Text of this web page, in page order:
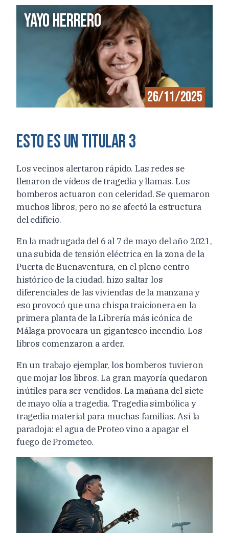
Yayo herrero
26/11/2025
Esto es un titular 3
Los vecinos alertaron rápido. Las redes se
llenaron de vídeos de tragedia y llamas. Los
bomberos actuaron con celeridad. Se quemaron
muchos libros, pero no se afectó la estructura
del edificio.
En la madrugada del 6 al 7 de mayo del año 2021,
una subida de tensión eléctrica en la zona de la
Puerta de Buenaventura, en el pleno centro
histórico de la ciudad, hizo saltar los
diferenciales de las viviendas de la manzana y
eso provocó que una chispa traicionera en la
primera planta de la Librería más icónica de
Málaga provocara un gigantesco incendio. Los
libros comenzaron a arder.
En un trabajo ejemplar, los bomberos tuvieron
que mojar los libros. La gran mayoría quedaron
inútiles para ser vendidos. La mañana del siete
de mayo olía a tragedia. Tragedia simbólica y
tragedia material para muchas familias. Así la
paradoja: el agua de Proteo vino a apagar el
fuego de Prometeo.